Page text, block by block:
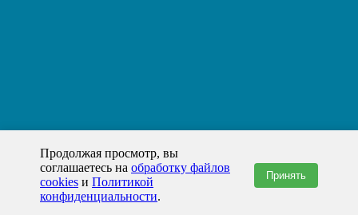
Продолжая просмотр, вы
соглашаетесь на обработку файлов
cookies и Политикой
конфиденциальности.
Принять